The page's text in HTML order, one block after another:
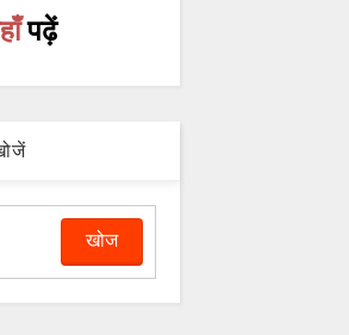
पढ़ें